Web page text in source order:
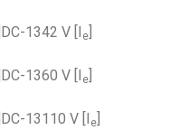
]DC-1342 V [I e
]DC-1360 V [I e
]DC-13110 V [I e